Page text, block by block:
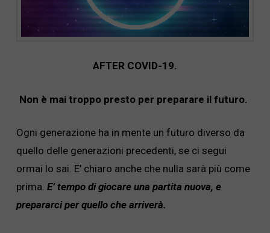
AFTER COVID-19.
Non è mai troppo presto per preparare il futuro.
Ogni generazione ha in mente un futuro diverso da
quello delle generazioni precedenti, se ci segui
ormai lo sai. E’ chiaro anche che nulla sarà più come
prima. E’ tempo di giocare una partita nuova, e
prepararci per quello che arriverà.